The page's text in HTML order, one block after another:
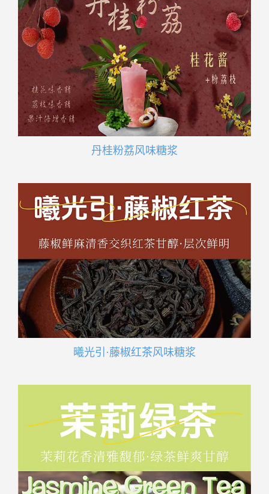
丹桂粉荔风味糖浆
曦光引·藤椒红茶风味糖浆